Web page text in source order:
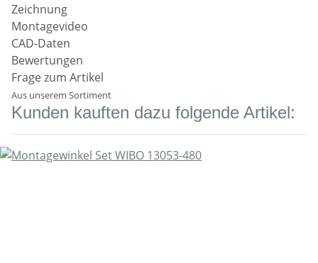
Zeichnung
Montagevideo
CAD-Daten
Bewertungen
Frage zum Artikel
Aus unserem Sortiment
Kunden kauften dazu folgende Artikel: